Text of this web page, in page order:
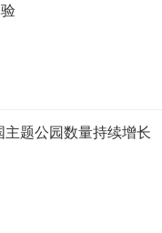
主题公园数量持续增长